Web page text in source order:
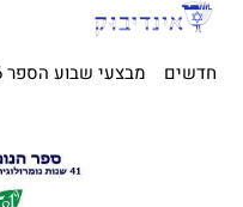
חדשים מבצעי שבוע הספר 2026